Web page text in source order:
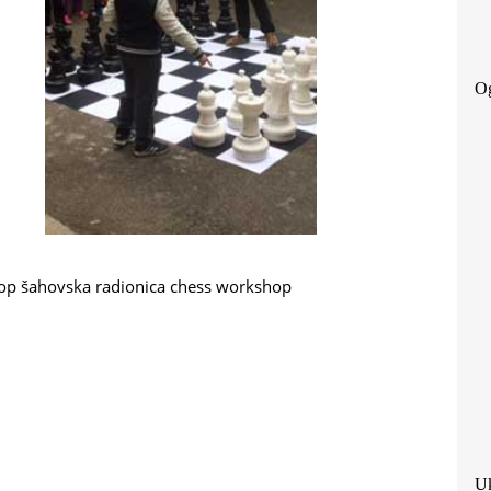
šahovska radionica chess workshop